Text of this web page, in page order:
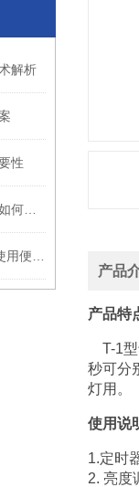
解析
性
产品
产品特
T-1型
秒可分
灯用。
使用说
1.定时
2. 亮度